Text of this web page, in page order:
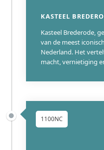
KASTEEL
Kasteel Brederode,
van de meest
Nederland. Het
macht, vernietiging
1100NC